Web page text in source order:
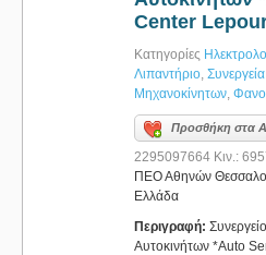
Center
Κατηγορίες
Λιπαντήριο,
Μηχανοκίνητων,
Προσθήκη στα
2295097664 Κιν.:
ΠΕΟ Αθηνών
Ελλάδα
Περιγραφή:
Αυτοκινήτων *Auto